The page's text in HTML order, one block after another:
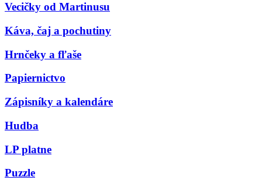
Vecičky od Martinusu
Káva, čaj a pochutiny
Hrnčeky a fľaše
Papiernictvo
Zápisníky a kalendáre
Hudba
LP platne
Puzzle